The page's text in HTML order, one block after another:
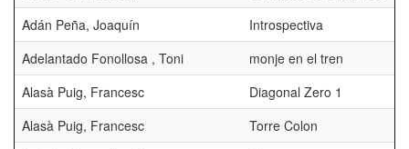
Adán Peña, Joaquín
Introspectiva
Adelantado Fonollosa , Toni
monje en el tren
Alasà Puig, Francesc
Diagonal Zero 1
Alasà Puig, Francesc
Torre Colon